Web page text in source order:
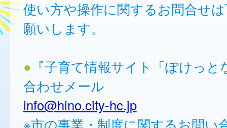
使い方や操作に関するお問合せ
願いします。
● 『子育て情報サイト「ぽけっ
合わせメール
info@hino.city-hc.jp
※市の事業・制度に関するお問い